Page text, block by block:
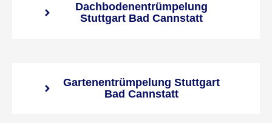
Dachbodenentrümpelung
Stuttgart Bad Cannstatt
Gartenentrümpelung Stuttgart
Bad Cannstatt